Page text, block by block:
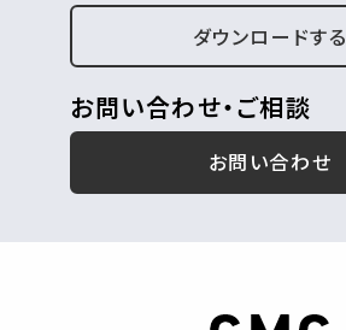
ダウンロードする
お問い合わせ・ご相談
お問い合わせ